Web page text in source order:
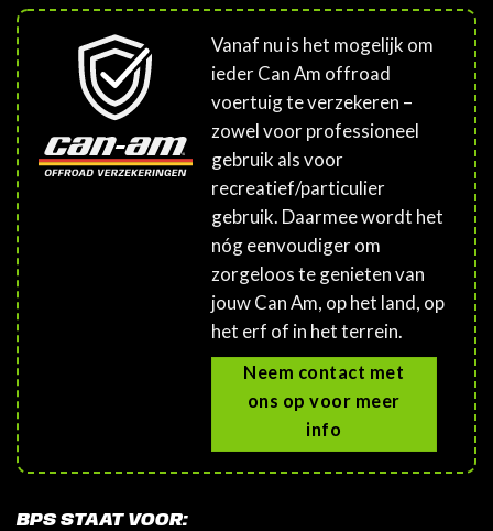
Vanaf nu is het mogelijk om
ieder Can Am offroad
voertuig te verzekeren –
zowel voor professioneel
gebruik als voor
recreatief/particulier
gebruik. Daarmee wordt het
nóg eenvoudiger om
zorgeloos te genieten van
jouw Can Am, op het land, op
het erf of in het terrein.
Neem contact met
ons op voor meer
info
BPS STAAT VOOR: